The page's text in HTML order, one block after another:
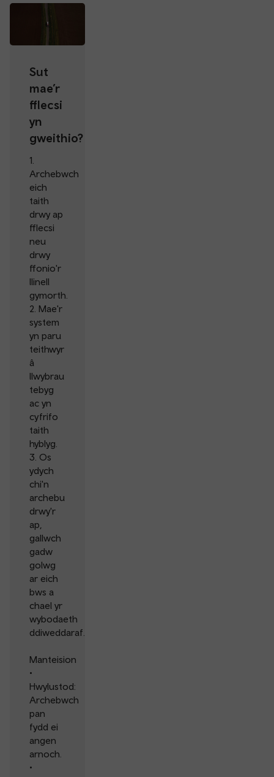
Sut
mae’r
fflecsi
yn
gweithio?
1.
Archebwch
eich
taith
drwy ap
fflecsi
neu
drwy
ffonio'r
llinell
gymorth.
2. Mae'r
system
yn paru
teithwyr
â
llwybrau
tebyg
ac yn
cyfrifo
taith
hyblyg.
3. Os
ydych
chi'n
archebu
drwy'r
ap,
gallwch
gadw
golwg
ar eich
bws a
chael yr
wybodaeth
ddiweddaraf.
Manteision
•
Hwylustod:
Archebwch
pan
fydd ei
angen
arnoch.
•